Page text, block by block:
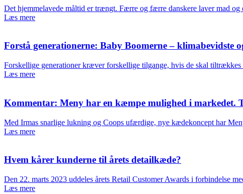
Det hjemmelavede måltid er trængt. Færre og færre danskere laver mad
Læs mere
Forstå generationerne: Baby Boomerne – klimabevidste
Forskellige generationer kræver forskellige tilgange, hvis de skal
Læs mere
Kommentar: Meny har en kæmpe mulighed i markedet.
Med Irmas snarlige lukning og Coops ufærdige, nye kædekoncept har
Læs mere
Hvem kårer kunderne til årets detailkæde?
Den 22. marts 2023 uddeles årets Retail Customer Awards i forbindelse
Læs mere